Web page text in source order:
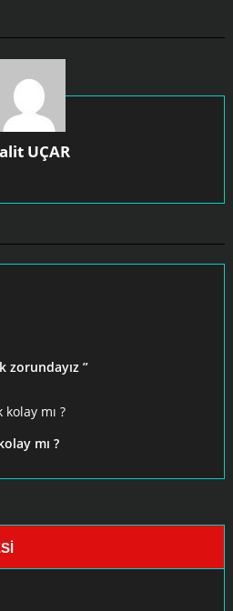
UÇAR
zorundayız ”
mı ?